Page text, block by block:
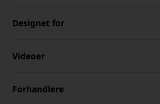
Designet for
Videoer
Forhandlere